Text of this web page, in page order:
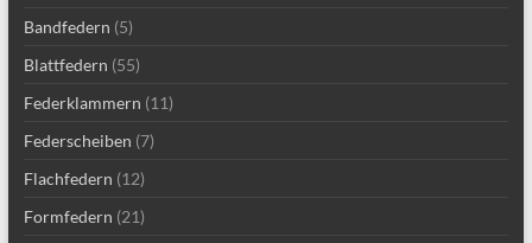
Bandfedern (5)
Blattfedern (55)
Federklammern (11)
Federscheiben (7)
Flachfedern (12)
Formfedern (21)